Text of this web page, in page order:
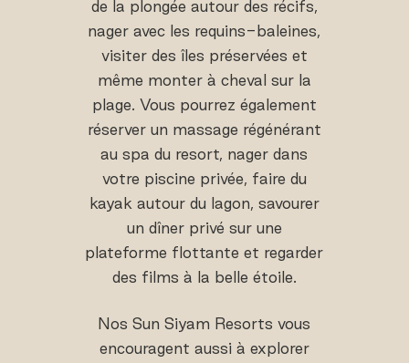
de la plongée autour des récifs,
nager avec les requins-baleines,
visiter des îles préservées et
même monter à cheval sur la
plage. Vous pourrez également
réserver un massage régénérant
au spa du resort, nager dans
votre piscine privée, faire du
kayak autour du lagon, savourer
un dîner privé sur une
plateforme flottante et regarder
des films à la belle étoile.
Nos Sun Siyam Resorts vous
encouragent aussi à explorer